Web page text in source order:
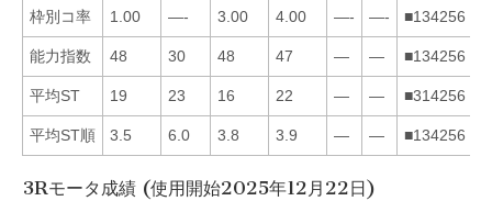
枠別コ率 1.00 —- 3.00 4.00 —- —- ■134256
能力指数 48 30 48 47 — — ■134256
平均ST 19 23 16 22 — — ■314256
平均ST順 3.5 6.0 3.8 3.9 — — ■134256
3Rモータ成績 (使用開始2025年12月22日)